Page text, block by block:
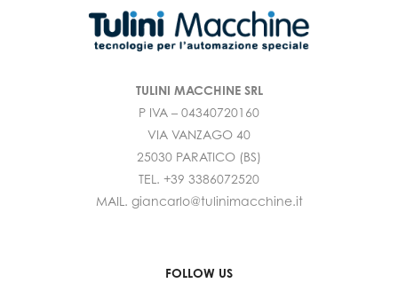
TULINI MACCHINE SRL
P IVA – 04340720160
VIA VANZAGO 40
25030 PARATICO (BS)
TEL. +39 3386072520
MAIL. giancarlo@tulinimacchine.it
FOLLOW US